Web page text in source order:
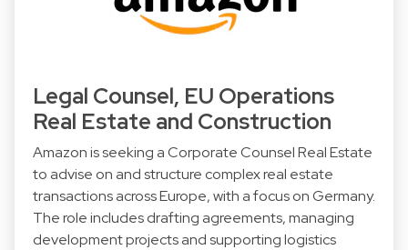
Legal Counsel, EU Operations
Real Estate and Construction
Amazon is seeking a Corporate Counsel Real Estate
to advise on and structure complex real estate
transactions across Europe, with a focus on Germany.
The role includes drafting agreements, managing
development projects and supporting logistics